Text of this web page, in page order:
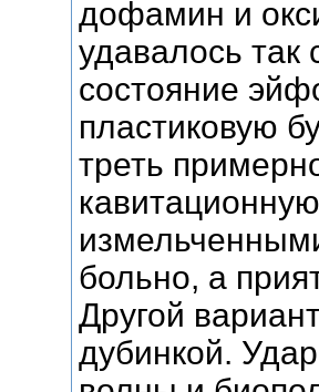
дофамин и
удавалось так
состояние
пластиковую
треть
больно, а
Другой
дубинкой.